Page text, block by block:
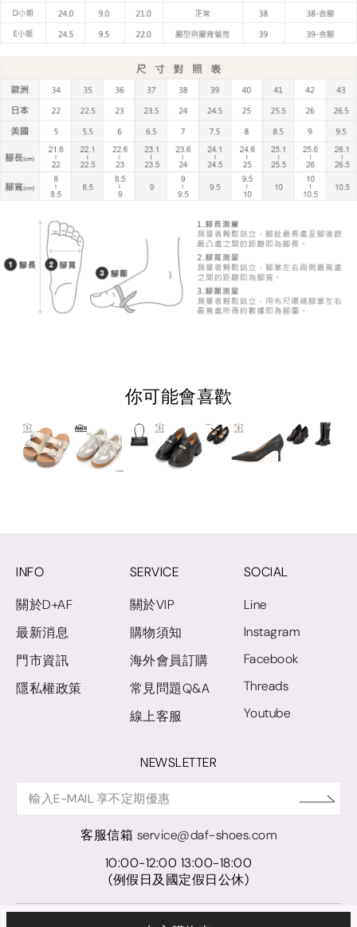
你可能會喜歡
INFO
關於D+AF
最新消息
門市資訊
隱私權政策
SERVICE
關於VIP
購物須知
海外會員訂購
常見問題Q&A
線上客服
SOCIAL
Line
Instagram
Facebook
Threads
Youtube
NEWSLETTER
客服信箱 service@daf-shoes.com
10:00-12:00 13:00-18:00
(例假日及國定假日公休)